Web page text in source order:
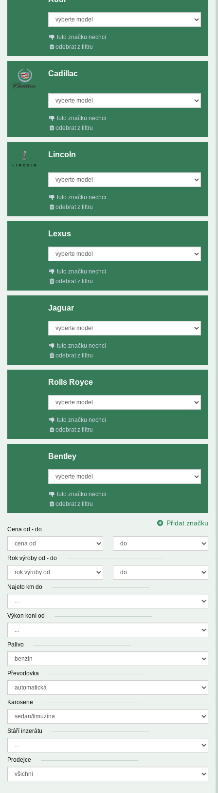
tuto značku nechci
odebrat z filtru
Cadillac
tuto značku nechci
odebrat z filtru
Lincoln
tuto značku nechci
odebrat z filtru
Lexus
tuto značku nechci
odebrat z filtru
Jaguar
tuto značku nechci
odebrat z filtru
Rolls Royce
tuto značku nechci
odebrat z filtru
Bentley
tuto značku nechci
odebrat z filtru
Přidat značku
Cena od - do
Rok výroby od - do
Najeto km do
Výkon koní od
Palivo
Převodovka
Karoserie
Stáří inzerátu
Prodejce